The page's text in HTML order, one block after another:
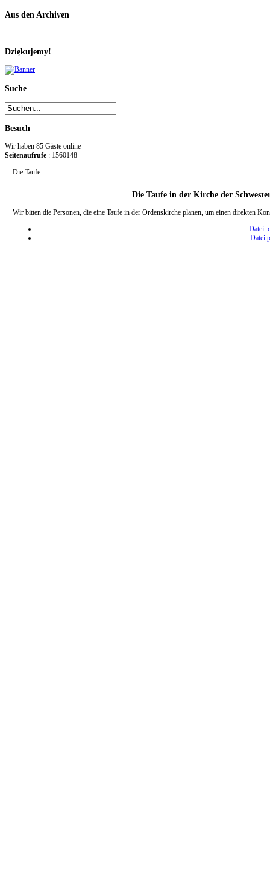
Aus den Archiven
Dziękujemy!
Suche
Besuch
Wir haben 85 Gäste online
Seitenaufrufe : 1560148
Die Taufe
Die Taufe in der Kirche der
Wir bitten die Personen, die eine Taufe in der Ordenskirche planen, um einen direkten
Datei
Datei